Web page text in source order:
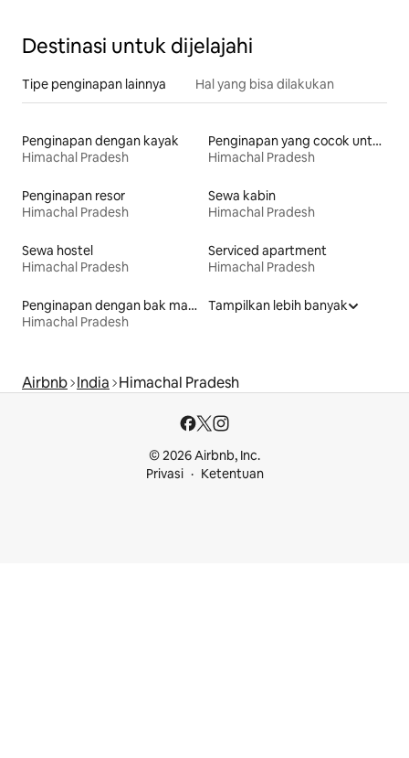
Destinasi untuk dijelajahi
Tipe penginapan lainnya Hal yang bisa dilakukan
Penginapan dengan kayak
Himachal Pradesh
Penginapan yang cocok untuk keluarga
Himachal Pradesh
Penginapan resor
Himachal Pradesh
Sewa kabin
Himachal Pradesh
Sewa hostel
Himachal Pradesh
Serviced apartment
Himachal Pradesh
Penginapan dengan bak mandi air panas
Himachal Pradesh
Tampilkan lebih banyak
Airbnb India Himachal Pradesh
© 2026 Airbnb, Inc.
Privasi
Ketentuan